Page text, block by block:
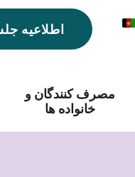
اطلاعیه
مصرف کنندگان و
خانواده ها